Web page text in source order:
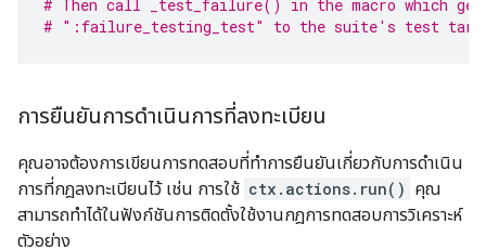
# Then call _test_failure() in the macro which
# ":failure_testing_test" to the suite's test
การยืนยันการดำเนินการที่ลงทะเบียน
คุณอาจต้องการเขียนการทดสอบที่ทำการยืนยันเกี่ยวกับการดำเนิน
การที่กฎลงทะเบียนไว้ เช่น การใช้ ctx.actions.run() คุณ
สามารถทำได้ในฟังก์ชันการติดตั้งใช้งานกฎการทดสอบการวิเคราะห์
ตัวอย่าง